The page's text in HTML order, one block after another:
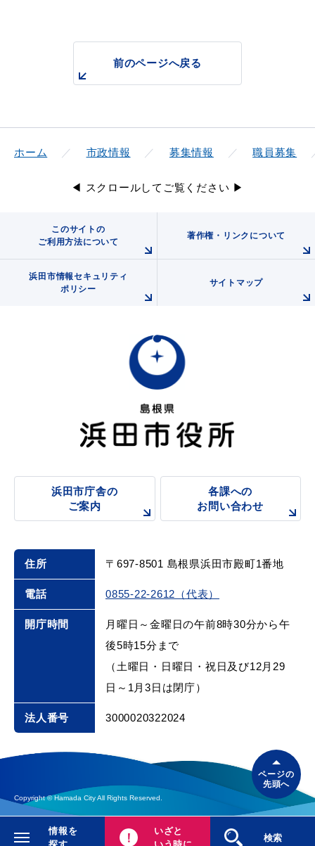
閉じる
情報を
いざと
検索
前のページへ戻る
ホーム 市政情報 募集情報 職員募集
◀ スクロールしてご覧ください ▶
このサイトの
ご利用方法について
著作権・リンクについて
浜田市情報セキュリティ
ポリシー
サイトマップ
浜田市庁舎の
ご案内
各課への
お問い合わせ
住所 〒697-8501 島根県浜田市殿町1番地
電話 0855-22-2612（代表）
開庁時間
月曜日～金曜日の午前8時30分から午
後5時15分まで
（土曜日・日曜日・祝日及び12月29
日～1月3日は閉庁）
法人番号 3000020322024
Copyright © Hamada City All Rights Reserved.
ページの
先頭へ